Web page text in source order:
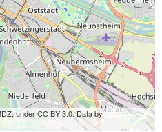
under CC BY 3.0. Data by